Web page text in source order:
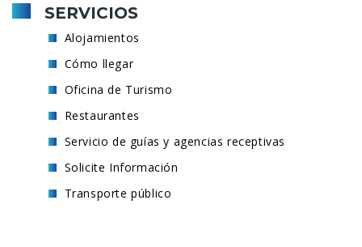
SERVICIOS
Alojamientos
Cómo llegar
Oficina de Turismo
Restaurantes
Servicio de guías y agencias receptivas
Solicite Información
Transporte público